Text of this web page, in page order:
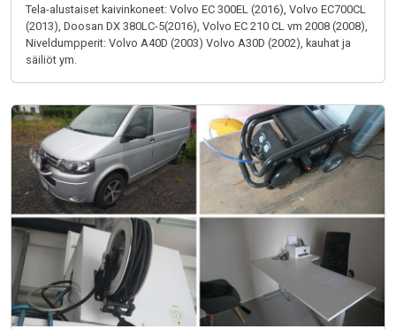
Tela-alustaiset kaivinkoneet: Volvo EC 300EL (2016), Volvo EC700CL
(2013), Doosan DX 380LC-5(2016), Volvo EC 210 CL vm 2008 (2008),
Niveldumpperit: Volvo A40D (2003) Volvo A30D (2002), kauhat ja
säiliöt ym.